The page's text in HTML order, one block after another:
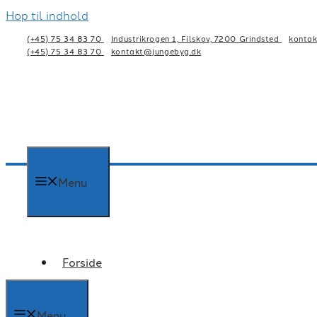
Hop til indhold
(+45) 75 34 83 70 Industrikrogen 1, Filskov, 7200 Grindsted
(+45) 75 34 83 70
kontakt@jungebyg.dk
Menu
Forside